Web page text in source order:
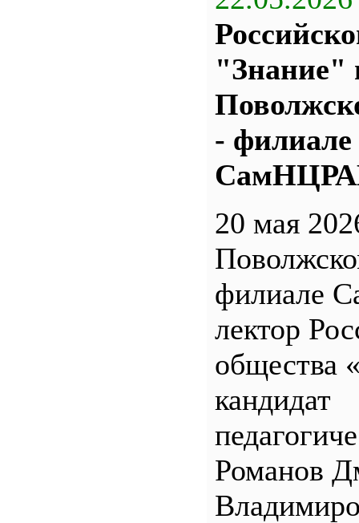
"Знание"
- филиале
20 мая
филиале
лектор
общества
кандидат
Романов